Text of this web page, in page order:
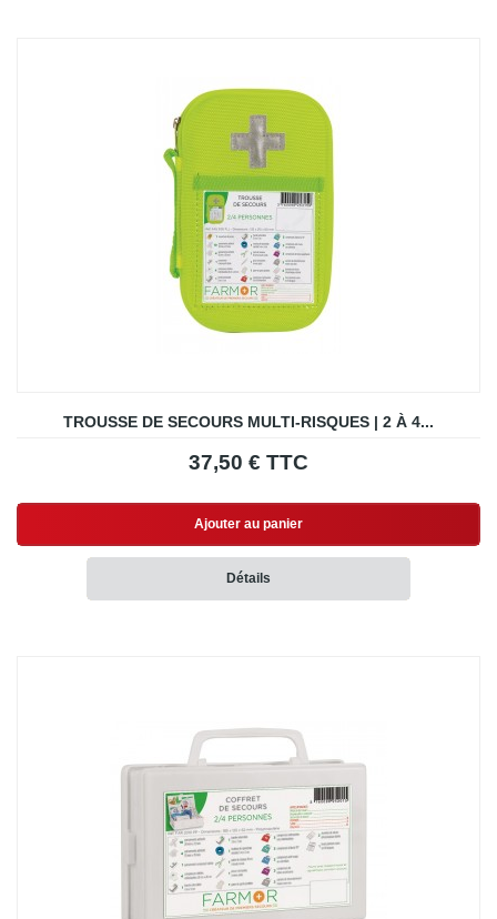
TROUSSE DE SECOURS MULTI-RISQUES | 2 À 4...
37,50 € TTC
Ajouter au panier
Détails